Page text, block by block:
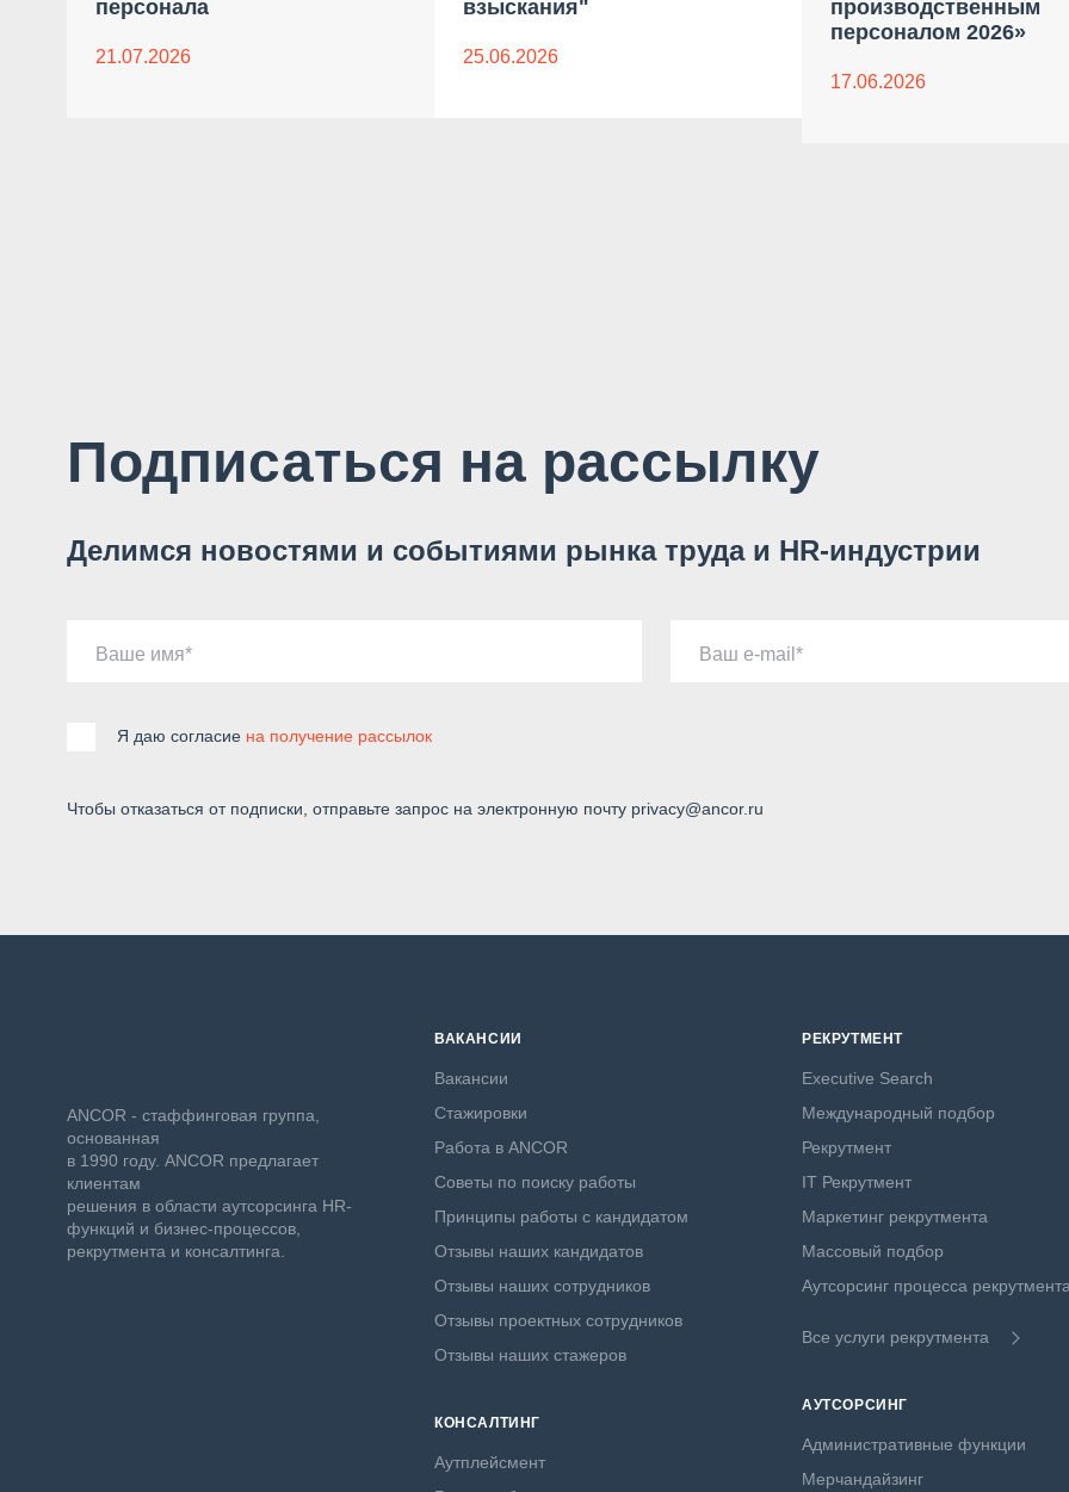
персонала
21.07.2026
взыскания"
25.06.2026
производственным
персоналом 2026»
17.06.2026
Подписаться на рассылку
Делимся новостями и событиями рынка труда и HR-индустрии
Ваше имя Ваш e-mail
Я даю согласие на получение рассылок
Чтобы отказаться от подписки, отправьте запрос на электронную почту privacy@ancor.ru
ANCOR - стаффинговая группа,
основанная
в 1990 году. ANCOR предлагает
клиентам
решения в области аутсорсинга HR-
функций и бизнес-процессов,
рекрутмента и консалтинга.
ВАКАНСИИ
Вакансии
Стажировки
Работа в ANCOR
Советы по поиску работы
Принципы работы с кандидатом
Отзывы наших кандидатов
Отзывы наших сотрудников
Отзывы проектных сотрудников
Отзывы наших стажеров
КОНСАЛТИНГ
Аутплейсмент
РЕКРУТМЕНТ
Executive Search
Международный подбор
Рекрутмент
IT Рекрутмент
Маркетинг рекрутмента
Массовый подбор
Аутсорсинг процесса
Все услуги рекрутмента
АУТСОРСИНГ
Административные функции
Мерчандайзинг